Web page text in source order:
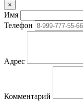
×
Имя
Телефон
Адрес
Комментарий